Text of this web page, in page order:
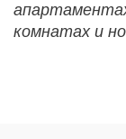
комнатах и